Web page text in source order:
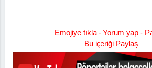
Emojiye tıkla - Yorum yap -
Bu içeriği Paylaş